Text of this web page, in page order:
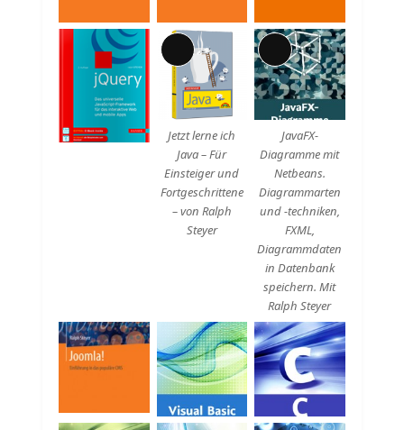
Lange
Beschreibung
Jetzt lerne ich
Java – Für
Einsteiger und
Fortgeschrittene
– von Ralph
Steyer
Lange
Beschreibung
JavaFX-
Diagramme mit
Netbeans.
Diagrammarten
und -techniken,
FXML,
Diagrammdaten
in Datenbank
speichern. Mit
Ralph Steyer